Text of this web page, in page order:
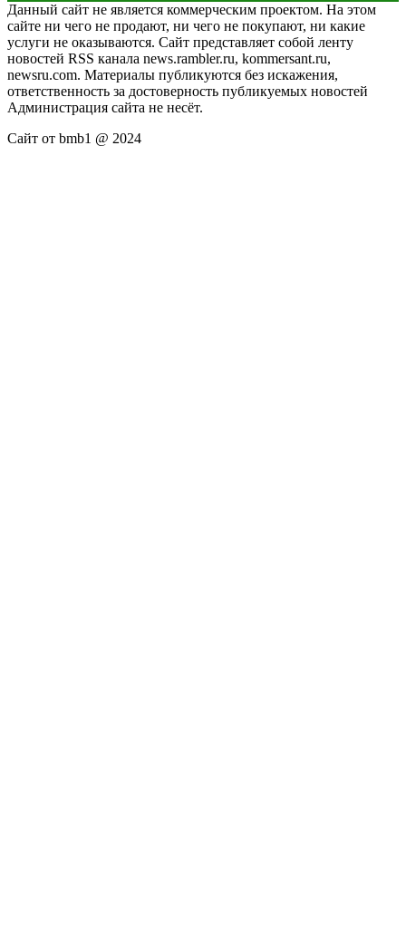
Данный сайт не является коммерческим проектом. На этом
сайте ни чего не продают, ни чего не покупают, ни какие
услуги не оказываются. Сайт представляет собой ленту
новостей RSS канала news.rambler.ru, kommersant.ru,
newsru.com. Материалы публикуются без искажения,
ответственность за достоверность публикуемых новостей
Администрация сайта не несёт.
Сайт от bmb1 @ 2024